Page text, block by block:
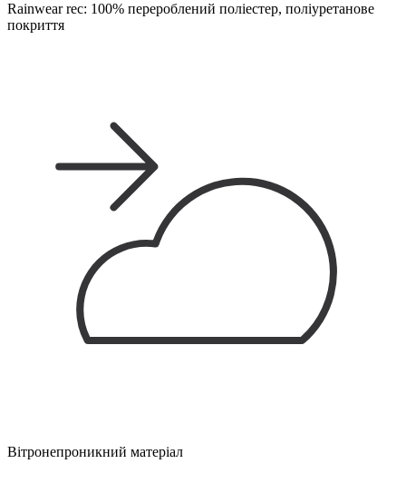
Rainwear rec: 100% перероблений поліестер, поліуретанове
покриття
Вітронепроникний матеріал